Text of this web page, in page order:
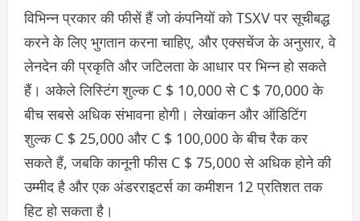
विभिन्न प्रकार की फीसें हैं जो कंपनियों को TSXV पर सूचीबद्ध
करने के लिए भुगतान करना चाहिए, और एक्सचेंज के अनुसार, वे
लेनदेन की प्रकृति और जटिलता के आधार पर भिन्न हो सकते
हैं। अकेले लिस्टिंग शुल्क C $ 10,000 से C $ 70,000 के
बीच सबसे अधिक संभावना होगी। लेखांकन और ऑडिटिंग
शुल्क C $ 25,000 और C $ 100,000 के बीच रैक कर
सकते हैं, जबकि कानूनी फीस C $ 75,000 से अधिक होने की
उम्मीद है और एक अंडरराइटर्स का कमीशन 12 प्रतिशत तक
हिट हो सकता है।